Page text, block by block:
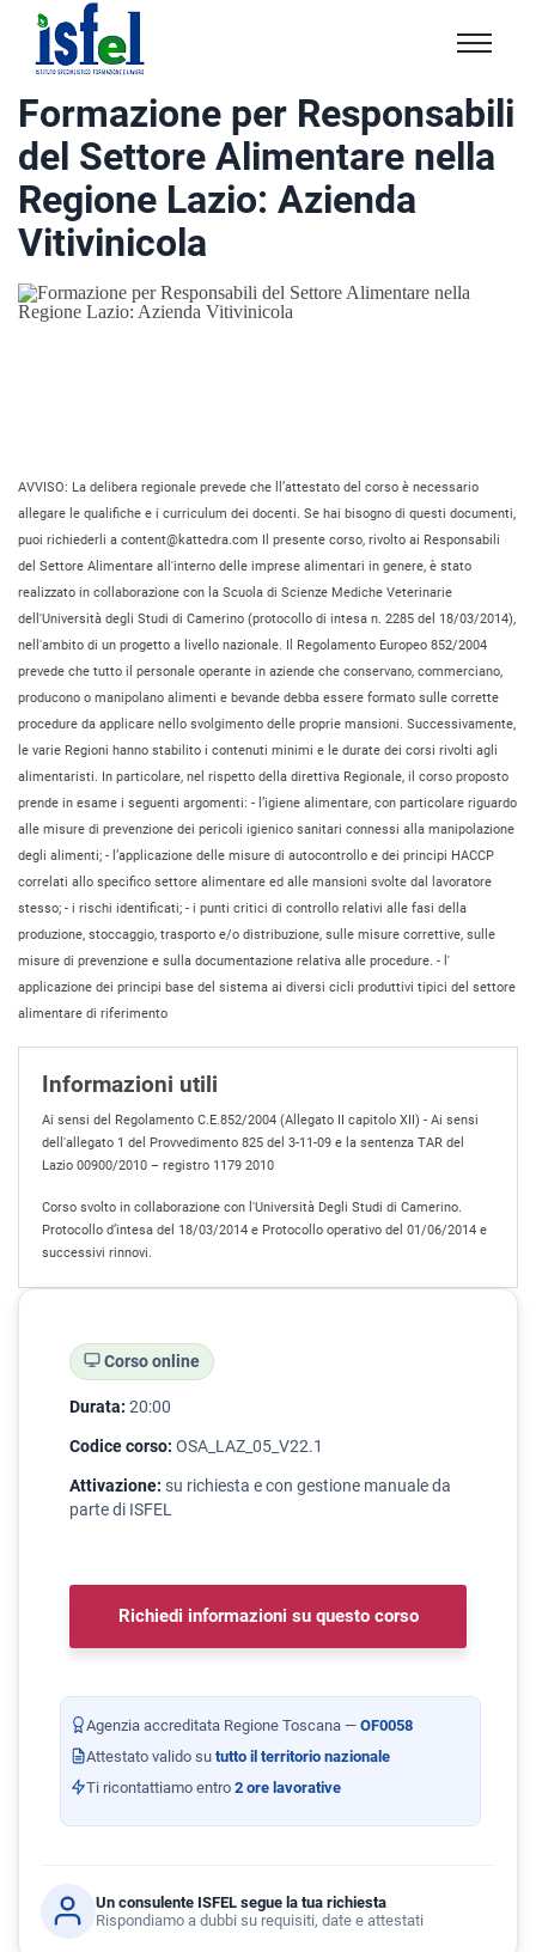
Isfel
Istituto
specialistico
formazione
e
lavoro
Formazione per Responsabili
del Settore Alimentare nella
Regione Lazio: Azienda
Vitivinicola
AVVISO: La delibera regionale prevede che ll’attestato del corso è necessario
allegare le qualifiche e i curriculum dei docenti. Se hai bisogno di questi documenti,
puoi richiederli a content@kattedra.com Il presente corso, rivolto ai Responsabili
del Settore Alimentare all'interno delle imprese alimentari in genere, è stato
realizzato in collaborazione con la Scuola di Scienze Mediche Veterinarie
dell'Università degli Studi di Camerino (protocollo di intesa n. 2285 del 18/03/2014),
nell'ambito di un progetto a livello nazionale. Il Regolamento Europeo 852/2004
prevede che tutto il personale operante in aziende che conservano, commerciano,
producono o manipolano alimenti e bevande debba essere formato sulle corrette
procedure da applicare nello svolgimento delle proprie mansioni. Successivamente,
le varie Regioni hanno stabilito i contenuti minimi e le durate dei corsi rivolti agli
alimentaristi. In particolare, nel rispetto della direttiva Regionale, il corso proposto
prende in esame i seguenti argomenti: - l’igiene alimentare, con particolare riguardo
alle misure di prevenzione dei pericoli igienico sanitari connessi alla manipolazione
degli alimenti; - l’applicazione delle misure di autocontrollo e dei principi HACCP
correlati allo specifico settore alimentare ed alle mansioni svolte dal lavoratore
stesso; - i rischi identificati; - i punti critici di controllo relativi alle fasi della
produzione, stoccaggio, trasporto e/o distribuzione, sulle misure correttive, sulle
misure di prevenzione e sulla documentazione relativa alle procedure. - l'
applicazione dei principi base del sistema ai diversi cicli produttivi tipici del settore
alimentare di riferimento
Informazioni utili
Ai sensi del Regolamento C.E.852/2004 (Allegato II capitolo XII) - Ai sensi
dell'allegato 1 del Provvedimento 825 del 3-11-09 e la sentenza TAR del
Lazio 00900/2010 – registro 1179 2010
Corso svolto in collaborazione con l'Università Degli Studi di Camerino.
Protocollo d’intesa del 18/03/2014 e Protocollo operativo del 01/06/2014 e
successivi rinnovi.
Corso online
Durata: 20:00
Codice corso: OSA_LAZ_05_V22.1
Attivazione: su richiesta e con gestione manuale da
parte di ISFEL
Richiedi informazioni su questo corso
Agenzia accreditata Regione Toscana — OF0058
Attestato valido su tutto il territorio nazionale
Ti ricontattiamo entro 2 ore lavorative
Un consulente ISFEL segue la tua richiesta
Rispondiamo a dubbi su requisiti, date e attestati